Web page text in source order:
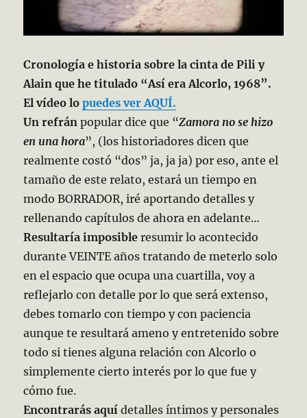
Cronología e historia sobre la cinta de Pili y
Alain que he titulado “Así era Alcorlo, 1968”.
El vídeo lopuedes ver AQUÍ.
Un refrán popular dice que “Zamora no se hizo
en una hora”, (los historiadores dicen que
realmente costó “dos” ja, ja ja) por eso, ante el
tamaño de este relato, estará un tiempo en
modo BORRADOR, iré aportando detalles y
rellenando capítulos de ahora en adelante…
Resultaría imposible resumir lo acontecido
durante VEINTE años tratando de meterlo solo
en el espacio que ocupa una cuartilla, voy a
reflejarlo con detalle por lo que será extenso,
debes tomarlo con tiempo y con paciencia
aunque te resultará ameno y entretenido sobre
todo si tienes alguna relación con Alcorlo o
simplemente cierto interés por lo que fue y
cómo fue.
Encontrarás aquí detalles íntimos y personales